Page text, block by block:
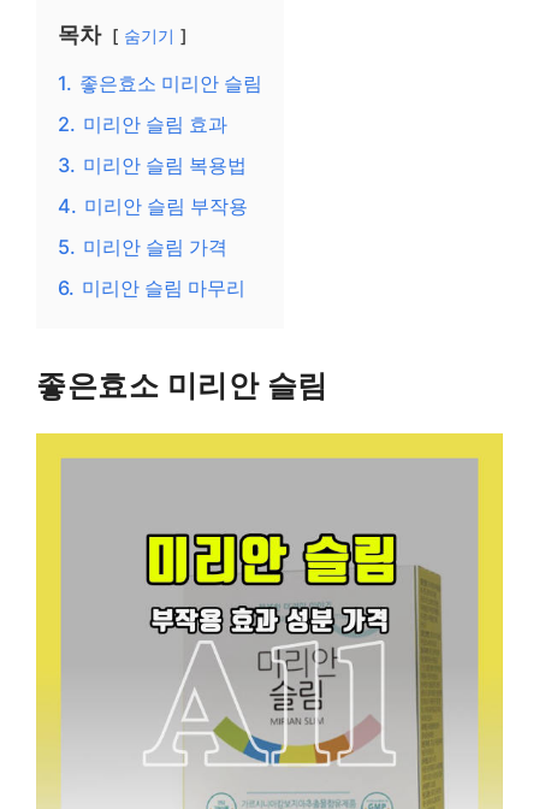
목차 숨기기
1. 좋은효소 미리안 슬림
2. 미리안 슬림 효과
3. 미리안 슬림 복용법
4. 미리안 슬림 부작용
5. 미리안 슬림 가격
6. 미리안 슬림 마무리
좋은효소 미리안 슬림